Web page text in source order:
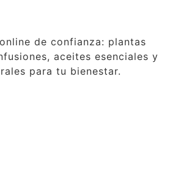
de confianza: plantas
aceites esenciales y
para tu bienestar.